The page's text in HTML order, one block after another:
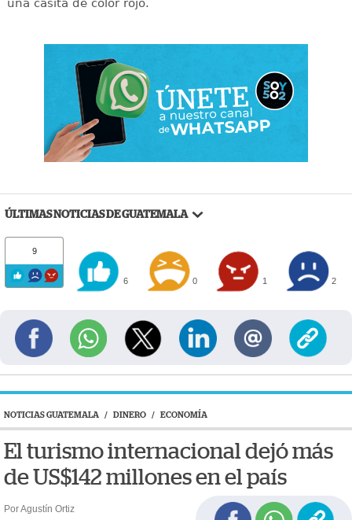
una casita de color rojo.
ÚLTIMAS NOTICIAS DE GUATEMALA
9
6 0 1 2
NOTICIAS GUATEMALA / DINERO / ECONOMÍA
El turismo internacional dejó más
de US$142 millones en el país
Por Agustín Ortiz